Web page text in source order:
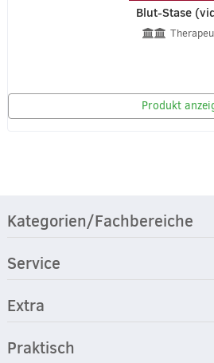
Blut-Stase
Produkt
Kategorien/Fachbereiche
Service
Extra
Praktisch